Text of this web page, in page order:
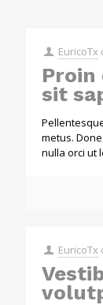
EuricoTx
Proin
sit
metus.
nulla orci ut
EuricoTx